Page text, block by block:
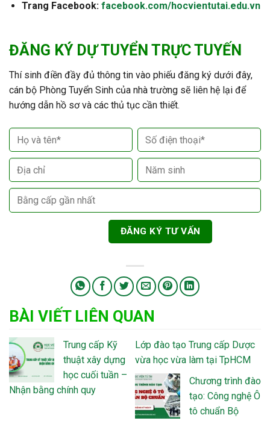
Trang Facebook: facebook.com/hocvientutai.edu.vn
ĐĂNG KÝ DỰ TUYỂN TRỰC TUYẾN
Thí sinh điền đầy đủ thông tin vào phiếu đăng ký dưới đây,
cán bộ Phòng Tuyển Sinh của nhà trường sẽ liên hệ lại để
hướng dẫn hồ sơ và các thủ tục cần thiết.
BÀI VIẾT LIÊN QUAN
Trung cấp Kỹ
thuật xây dựng
học cuối tuần –
Nhận bằng chính quy
Lớp đào tạo Trung cấp Dược
vừa học vừa làm tại TpHCM
Chương trình đào
tạo: Công nghệ Ô
tô chuẩn Bộ